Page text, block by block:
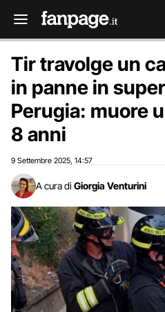
Tir travolge un
in panne in
Perugia: muore
8 anni
9 Settembre 2025 14:57
A cura di Giorgia Venturini